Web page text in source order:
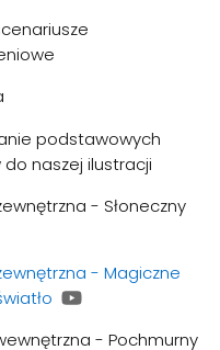
podstawowych
do naszej ilustracji
- Słoneczny
- Magiczne
- Pochmurny